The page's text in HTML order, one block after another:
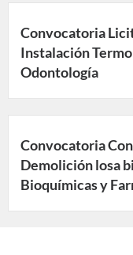
Convocatoria
Instalación
Odontología
Convocatoria
Demolición losa
Bioquímicas y